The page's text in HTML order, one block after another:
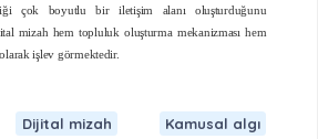
çok boyutlu bir iletişim alanı oluşturduğunu
mizah hem topluluk oluşturma mekanizması hem
işlev görmektedir.
Dijital mizah
Kamusal algı